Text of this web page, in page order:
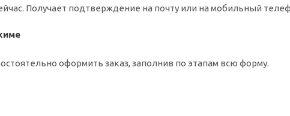
Получает подтверждение на почту или на мобильный
оформить заказ, заполнив по этапам всю форму.